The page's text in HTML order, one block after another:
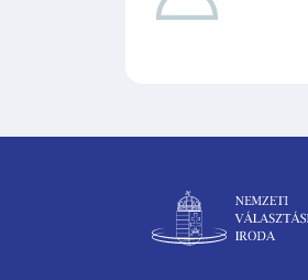
Lábléc navigáció